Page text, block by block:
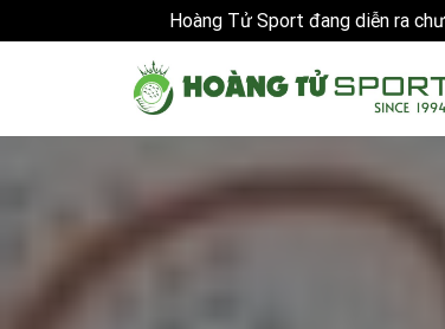
Hoàng Tử Sport đang diễn ra